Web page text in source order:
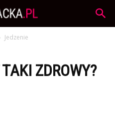
Jedzenie
ZDROWY?